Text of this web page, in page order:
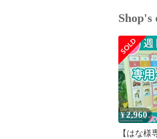
こだわり
ダウン
アスペル
Shop's
¥2,960
【はな様